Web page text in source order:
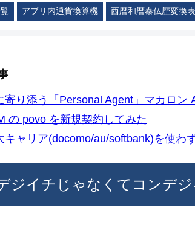
アプリ内通貨換算機 西暦和暦泰仏歴変換表
寄り添う「Personal Agent」マカロン
の povo を新規契約してみた
キャリア(docomo/au/softbank)を使わ
ジイチじゃなくてコンデ